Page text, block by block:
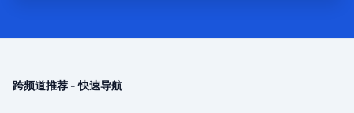
跨频道推荐 - 快速导航